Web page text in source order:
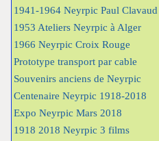
1941-1964 Neyrpic Paul Clavaud
1953 Ateliers Neyrpic à Alger
1966 Neyrpic Croix Rouge
Prototype transport par cable
Souvenirs anciens de Neyrpic
Centenaire Neyrpic 1918-2018
Expo Neyrpic Mars 2018
1918 2018 Neyrpic 3 films